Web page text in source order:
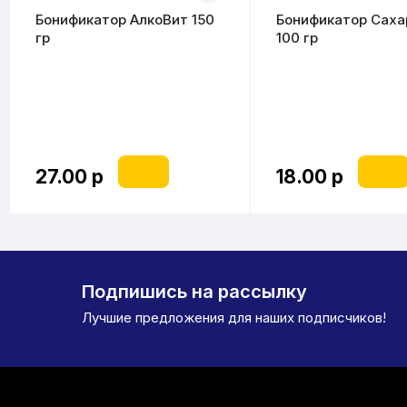
Бонификатор АлкоВит 150
гр
27.00 р
Бонификатор
100 гр
18.00 р
Подпишись на рассылку
Лучшие предложения для наших подписчиков!